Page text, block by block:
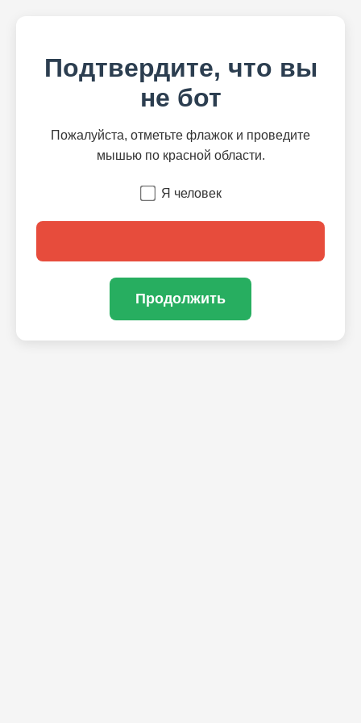
Подтвердите, что вы
не бот
Пожалуйста, отметьте флажок и проведите
мышью по красной области.
Я человек
Продолжить